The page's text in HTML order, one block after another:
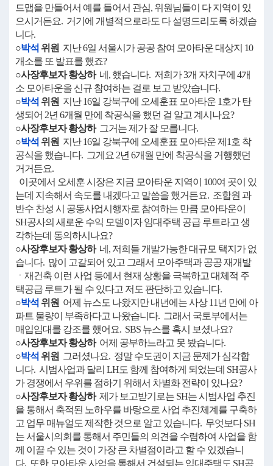
드맵을 만들어서 예를 들어서 관심, 위원님들이 다 지역이 있
으시거든요. 거기에 개별적으로라도 다 설명드리도록 하겠습
니다.
○박석 위원 지난 6일 서울시가 공공 참여 모아타운 대상지 10
개소를 또 발표를 했죠?
○사장후보자 황상하네, 했습니다. 저희가 3개 자치구에 4개
소 모아타운을 신규 참여하는 걸로 보고 받았습니다.
○박석 위원 지난 16일 강북구에 오세훈표 모아타운 1호가 탄
생되어 2년 6개월 만에 착공식을 했던 걸 알고 계시나요?
○사장후보자 황상하그거는 제가 잘 모릅니다.
○박석 위원 지난 16일 강북구에 오세훈표 모아타운 제1호 착
공식을 했습니다. 그게요 2년 6개월 만에 착공식을 거행했던
거거든요.
이곳에서 오세훈 시장은 지금 모아타운 지역이 100여 곳이 있
는데 지속해서 속도를 내겠다고 말씀을 했거든요. 조합원 과
반수 찬성 시 공동사업시행자로 참여하는 만큼 모아타운이
SH공사의 새로운 수익 모델이자 임대주택 공급 루트라고 생
각하는데 동의하시나요?
○사장후보자 황상하네, 저희들 개발가능한 대규모 택지가 없
습니다. 많이 고갈되어 있고 그래서 모아주택과 공공 재개발
ㆍ재건축 이런 사업 등에서 현재 상황을 극복하고 대체적 주
택공급 루트가 될 수 있다고 저도 판단하고 있습니다.
○박석 위원 어제 뉴스도 나왔지만 내년에는 사상 11년 만에 아
파트 물량이 부족하다고 나왔습니다. 그래서 국토부에서는
매입임대를 강조를 했어요. SBS 뉴스를 혹시 보셨나요?
○사장후보자 황상하어제 공부하느라고 못 봤습니다.
○박석 위원 그러셨나요. 정말 수도권이 지금 문제가 심각합
니다. 시범사업과 달리 LH도 함께 참여하게 되었는데 SH공사
가 경쟁에서 우위를 점하기 위해서 차별화 전략이 있나요?
○사장후보자 황상하제가 보고받기로는 SH는 시범사업 추진
을 통해서 축적된 노하우를 바탕으로 사업 추진체계를 구축하
고 업무 매뉴얼도 제작한 것으로 알고 있습니다. 무엇보다 SH
는 서울시의회를 통해서 주민들의 의견을 수렴하여 사업을 함
께 이끌 수 있는 것이 가장 큰 차별점이라고 할 수 있겠습니
다. 또한 모아타운 사업을 통해서 건설되는 임대주택도 SH공